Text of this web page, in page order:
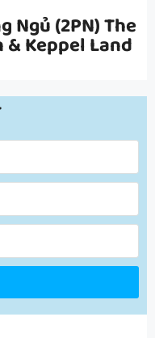
Ngủ (2PN) The
Keppel Land